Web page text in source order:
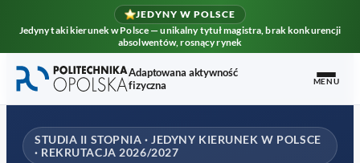
Przejdź do nagłówka
Przejdź do treści głównejJEDYNY W POLSCE
Jedyny taki kierunek w Polsce — unikalny tytuł magistra, brak konkurencji
absolwentów, rosnący rynek
Adaptowana aktywność
fizyczna
MENU
STUDIA II STOPNIA · JEDYNY KIERUNEK W POLSCE
· REKRUTACJA 2026/2027